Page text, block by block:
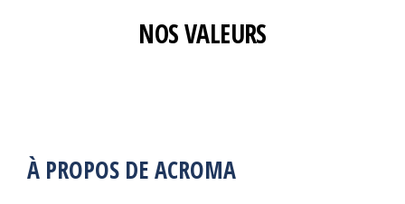
NOS VALEURS
À PROPOS DE ACROMA